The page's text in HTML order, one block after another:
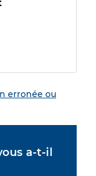
erronée ou
a-t-il